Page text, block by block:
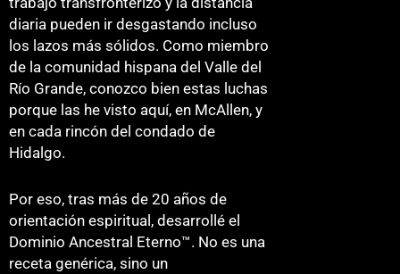
diaria pueden ir desgastando incluso
los lazos más sólidos. Como miembro
de la comunidad hispana del Valle del
Río Grande, conozco bien estas luchas
porque las he visto aquí, en McAllen, y
en cada rincón del condado de
Hidalgo.
Por eso, tras más de 20 años de
orientación espiritual, desarrollé el
Dominio Ancestral Eterno™. No es una
receta genérica, sino un